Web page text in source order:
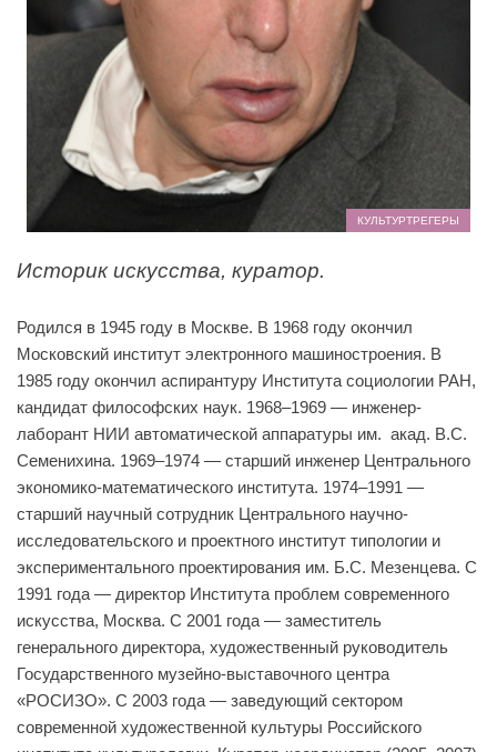
КУЛЬТУРТРЕГЕРЫ
Историк искусства, куратор.
Родился в 1945 году в Москве. В 1968 году окончил
Московский институт электронного машиностроения. В
1985 году окончил аспирантуру Института социологии РАН,
кандидат философских наук. 1968–1969 — инженер-
лаборант НИИ автоматической аппаратуры им. акад. В.С.
Семенихина. 1969–1974 — старший инженер Центрального
экономико-математического института. 1974–1991 —
старший научный сотрудник Центрального научно-
исследовательского и проектного институт типологии и
экспериментального проектирования им. Б.С. Мезенцева. С
1991 года — директор Института проблем современного
искусства, Москва. С 2001 года — заместитель
генерального директора, художественный руководитель
Государственного музейно-выставочного центра
«РОСИЗО». С 2003 года — заведующий сектором
современной художественной культуры Российского